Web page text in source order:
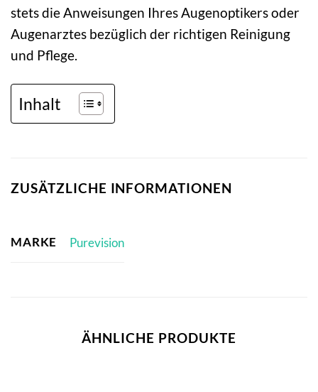
stets die Anweisungen Ihres Augenoptikers oder
Augenarztes bezüglich der richtigen Reinigung
und Pflege.
Inhalt
ZUSÄTZLICHE INFORMATIONEN
MARKE Purevision
ÄHNLICHE PRODUKTE